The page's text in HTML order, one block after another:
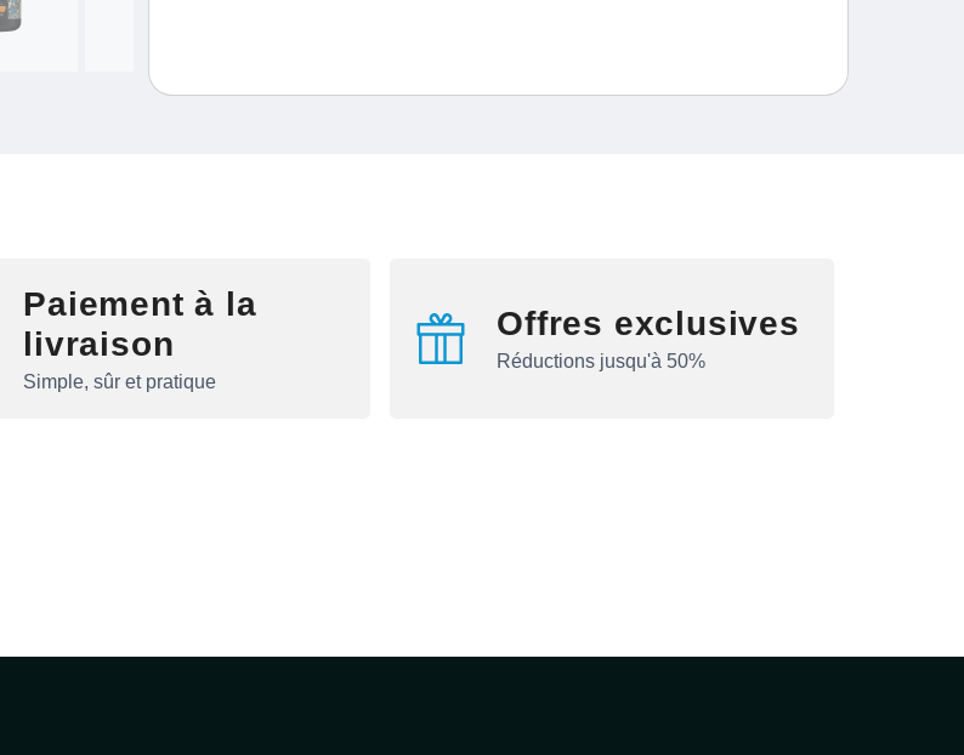
Paiement à la
livraison
Simple, sûr et pratique
Offres exclusives
Réductions jusqu'à 50%